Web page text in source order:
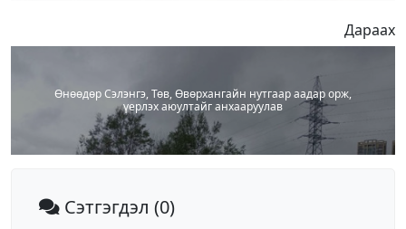
Дараах
Өнөөдөр Сэлэнгэ, Төв, Өвөрхангайн нутгаар аадар орж,
үерлэх аюултайг анхааруулав
Сэтгэгдэл (0)